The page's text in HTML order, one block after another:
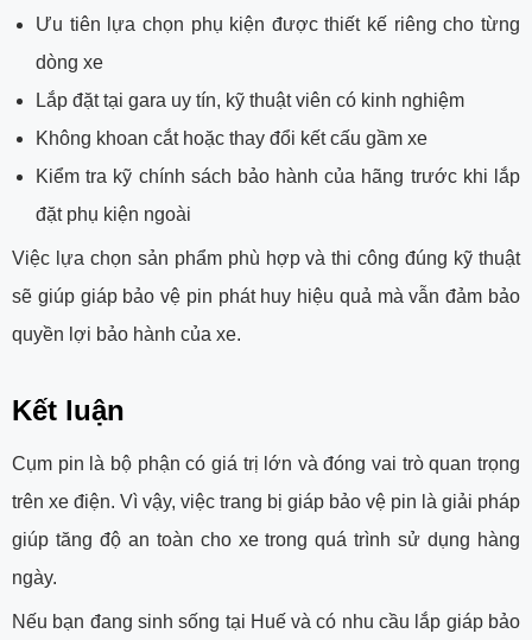
Ưu tiên lựa chọn phụ kiện được thiết kế riêng cho từng
dòng xe
Lắp đặt tại gara uy tín, kỹ thuật viên có kinh nghiệm
Không khoan cắt hoặc thay đổi kết cấu gầm xe
Kiểm tra kỹ chính sách bảo hành của hãng trước khi lắp
đặt phụ kiện ngoài
Việc lựa chọn sản phẩm phù hợp và thi công đúng kỹ thuật
sẽ giúp giáp bảo vệ pin phát huy hiệu quả mà vẫn đảm bảo
quyền lợi bảo hành của xe.
Kết luận
Cụm pin là bộ phận có giá trị lớn và đóng vai trò quan trọng
trên xe điện. Vì vậy, việc trang bị giáp bảo vệ pin là giải pháp
giúp tăng độ an toàn cho xe trong quá trình sử dụng hàng
ngày.
Nếu bạn đang sinh sống tại Huế và có nhu cầu lắp giáp bảo